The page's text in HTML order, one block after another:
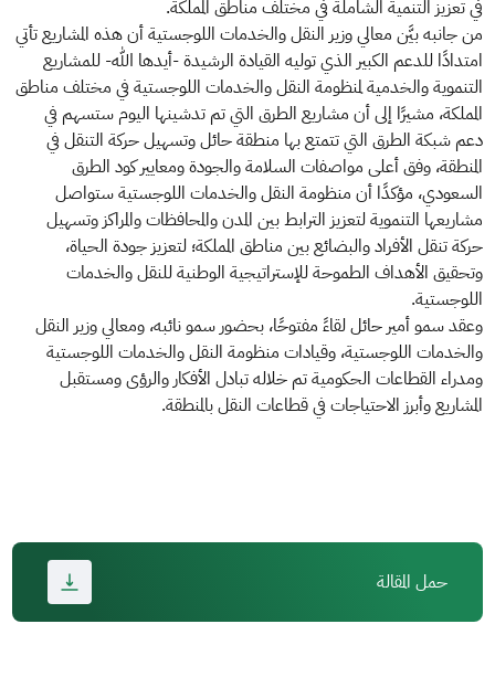
في تعزيز التنمية الشاملة في مختلف مناطق المملكة.
من جانبه بيَّن معالي وزير النقل والخدمات اللوجستية أن هذه المشاريع تأتي
امتدادًا للدعم الكبير الذي توليه القيادة الرشيدة -أيدها الله- للمشاريع
التنموية والخدمية لمنظومة النقل والخدمات اللوجستية في مختلف مناطق
المملكة، مشيرًا إلى أن مشاريع الطرق التي تم تدشينها اليوم ستسهم في
دعم شبكة الطرق التي تتمتع بها منطقة حائل وتسهيل حركة التنقل في
المنطقة، وفق أعلى مواصفات السلامة والجودة ومعايير كود الطرق
السعودي، مؤكدًا أن منظومة النقل والخدمات اللوجستية ستواصل
مشاريعها التنموية لتعزيز الترابط بين المدن والمحافظات والمراكز وتسهيل
حركة تنقل الأفراد والبضائع بين مناطق المملكة؛ لتعزيز جودة الحياة،
وتحقيق الأهداف الطموحة للإستراتيجية الوطنية للنقل والخدمات
اللوجستية.
وعقد سمو أمير حائل لقاءً مفتوحًا، بحضور سمو نائبه، ومعالي وزير النقل
والخدمات اللوجستية، وقيادات منظومة النقل والخدمات اللوجستية
ومدراء القطاعات الحكومية تم خلاله تبادل الأفكار والرؤى ومستقبل
المشاريع وأبرز الاحتياجات في قطاعات النقل بالمنطقة.
حمل المقالة